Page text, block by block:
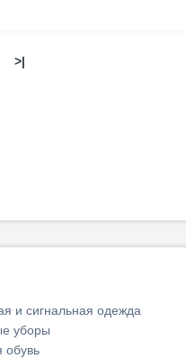
>|
и сигнальная одежда
уборы
обувь